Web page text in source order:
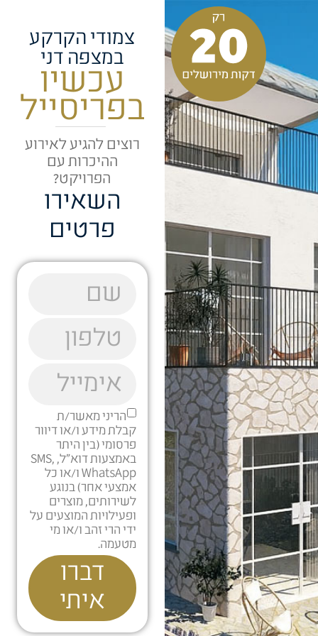
צמודי הקרקע
במצפה דני
עכשיו
בפריסייל
רוצים להגיע לאירוע
ההיכרות עם
הפרויקט?
השאירו
פרטים
הריני מאשר/ת
קבלת מידע ו/או דיוור
פרסומי (בין היתר
באמצעות דוא"ל, SMS,
WhatsApp ו/או כל
אמצעי אחר) בנוגע
לשירותים, מוצרים
ופעילויות המוצעים על
ידי הרי זהב ו/או מי
מטעמה.
דברו
איתי